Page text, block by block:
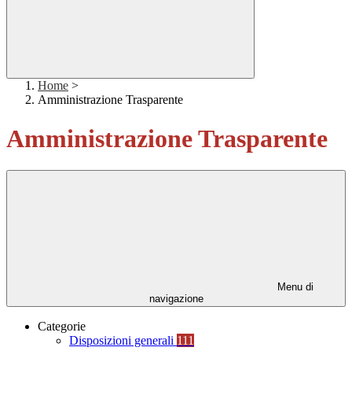
Home >
Amministrazione Trasparente
Amministrazione Trasparente
Menu di
navigazione
Categorie
Disposizioni generali 111